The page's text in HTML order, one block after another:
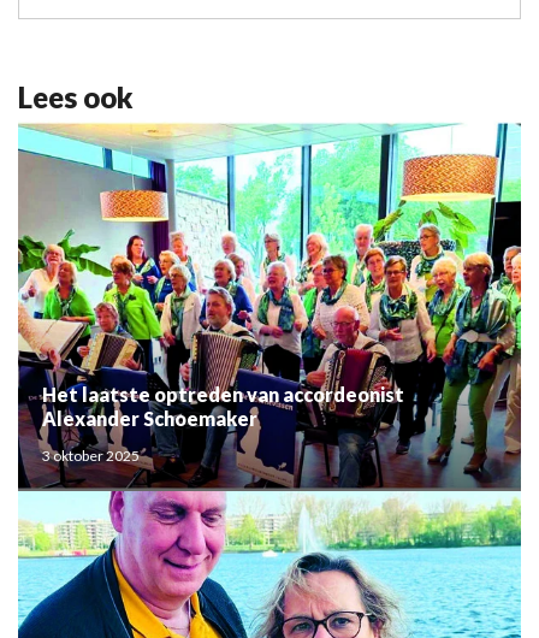
Lees ook
Het laatste optreden van accordeonist
Alexander Schoemaker
3 oktober 2025